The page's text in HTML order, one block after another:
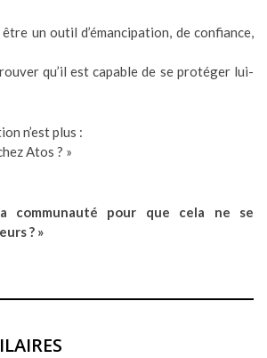
un outil d’émancipation, de confiance,
qu’il est capable de se protéger lui-
n’est plus :
Atos ? »
communauté pour que cela ne se
? »